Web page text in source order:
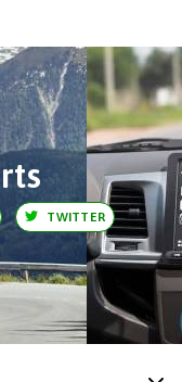
TWITTER